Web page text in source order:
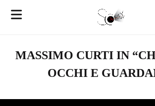
MASSIMO CURTI IN
OCCHI E